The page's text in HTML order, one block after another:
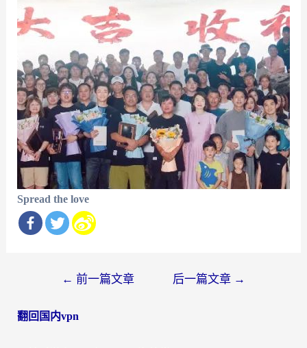
Spread the love
导
← 前一篇文章 后一篇文章 →
翻回国内vpn